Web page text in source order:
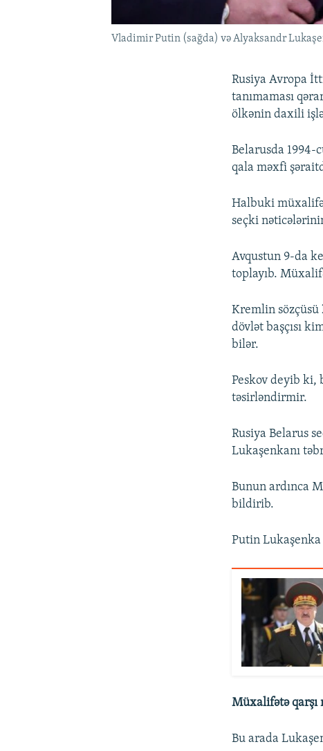
Vladimir Putin (sağda) və Alyaksandr
Rusiya Avropa
tanımaması
ölkənin daxili
Belarusda 1994-
qala məxfi
Halbuki
seçki
Avqustun 9-da
toplayıb.
Kremlin sözçüsü
dövlət başçısı
bilər.
Peskov deyib ki,
təsirləndirmir.
Rusiya Belarus
Lukaşenkanı
Bunun ardınca
bildirib.
Putin
Müxalifətə qarşı
Bu arada